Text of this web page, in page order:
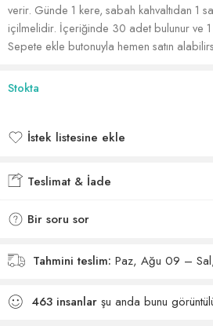
verir. Günde 1 kere, sabah kahvaltıdan 1
içilmelidir. İçeriğinde 30 adet bulunur ve 1
Sepete ekle butonuyla hemen satın
Stokta
İstek listesine ekle
Teslimat & İade
Bir soru sor
Tahmini teslim: Paz, Ağu 09 –
463 insanlar şu anda bunu